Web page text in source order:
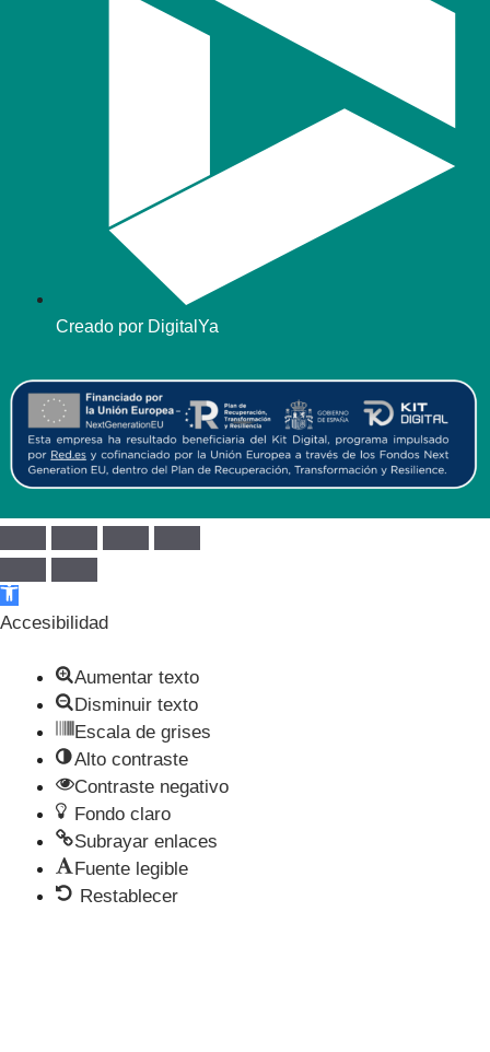
Creado por DigitalYa
Abrir barra de herramientas
Accesibilidad
Aumentar texto
Disminuir texto
Escala de grises
Alto contraste
Contraste negativo
Fondo claro
Subrayar enlaces
Fuente legible
Restablecer